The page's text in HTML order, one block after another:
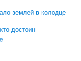
землей в колодце
достоин